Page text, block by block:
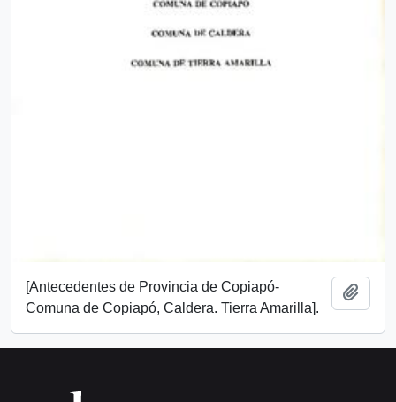
[Antecedentes de Provincia de Copiapó-
Comuna de Copiapó, Caldera. Tierra Amarilla].